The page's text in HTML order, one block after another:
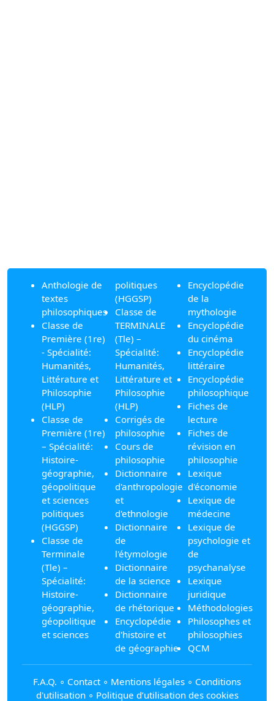
Anthologie de
textes
philosophiques
Classe de
Première (1re)
- Spécialité:
Humanités,
Littérature et
Philosophie
(HLP)
Classe de
Première (1re)
– Spécialité:
Histoire-
géographie,
géopolitique
et sciences
politiques
(HGGSP)
Classe de
Terminale
(Tle) –
Spécialité:
Histoire-
géographie,
géopolitique
et sciences
politiques
(HGGSP)
Classe de
TERMINALE
(Tle) –
Spécialité:
Humanités,
Littérature et
Philosophie
(HLP)
Corrigés de
philosophie
Cours de
philosophie
Dictionnaire
d'anthropologie
et
d'ethnologie
Dictionnaire
de
l'étymologie
Dictionnaire
de la science
Dictionnaire
de rhétorique
Encyclopédie
d'histoire et
de géographie
Encyclopédie
de la
mythologie
Encyclopédie
du cinéma
Encyclopédie
littéraire
Encyclopédie
philosophique
Fiches de
lecture
Fiches de
révision en
philosophie
Lexique
d'économie
Lexique de
médecine
Lexique de
psychologie et
de
psychanalyse
Lexique
juridique
Méthodologies
Philosophes et
philosophies
QCM
F.A.Q. ∘ Contact∘ Mentions légales ∘ Conditions
d'utilisation∘ Politique d’utilisation des cookies